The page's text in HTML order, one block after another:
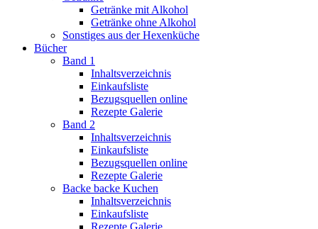
Getränke mit Alkohol
Getränke ohne Alkohol
Sonstiges aus der Hexenküche
Bücher
Band 1
Inhaltsverzeichnis
Einkaufsliste
Bezugsquellen online
Rezepte Galerie
Band 2
Inhaltsverzeichnis
Einkaufsliste
Bezugsquellen online
Rezepte Galerie
Backe backe Kuchen
Inhaltsverzeichnis
Einkaufsliste
Rezepte Galerie